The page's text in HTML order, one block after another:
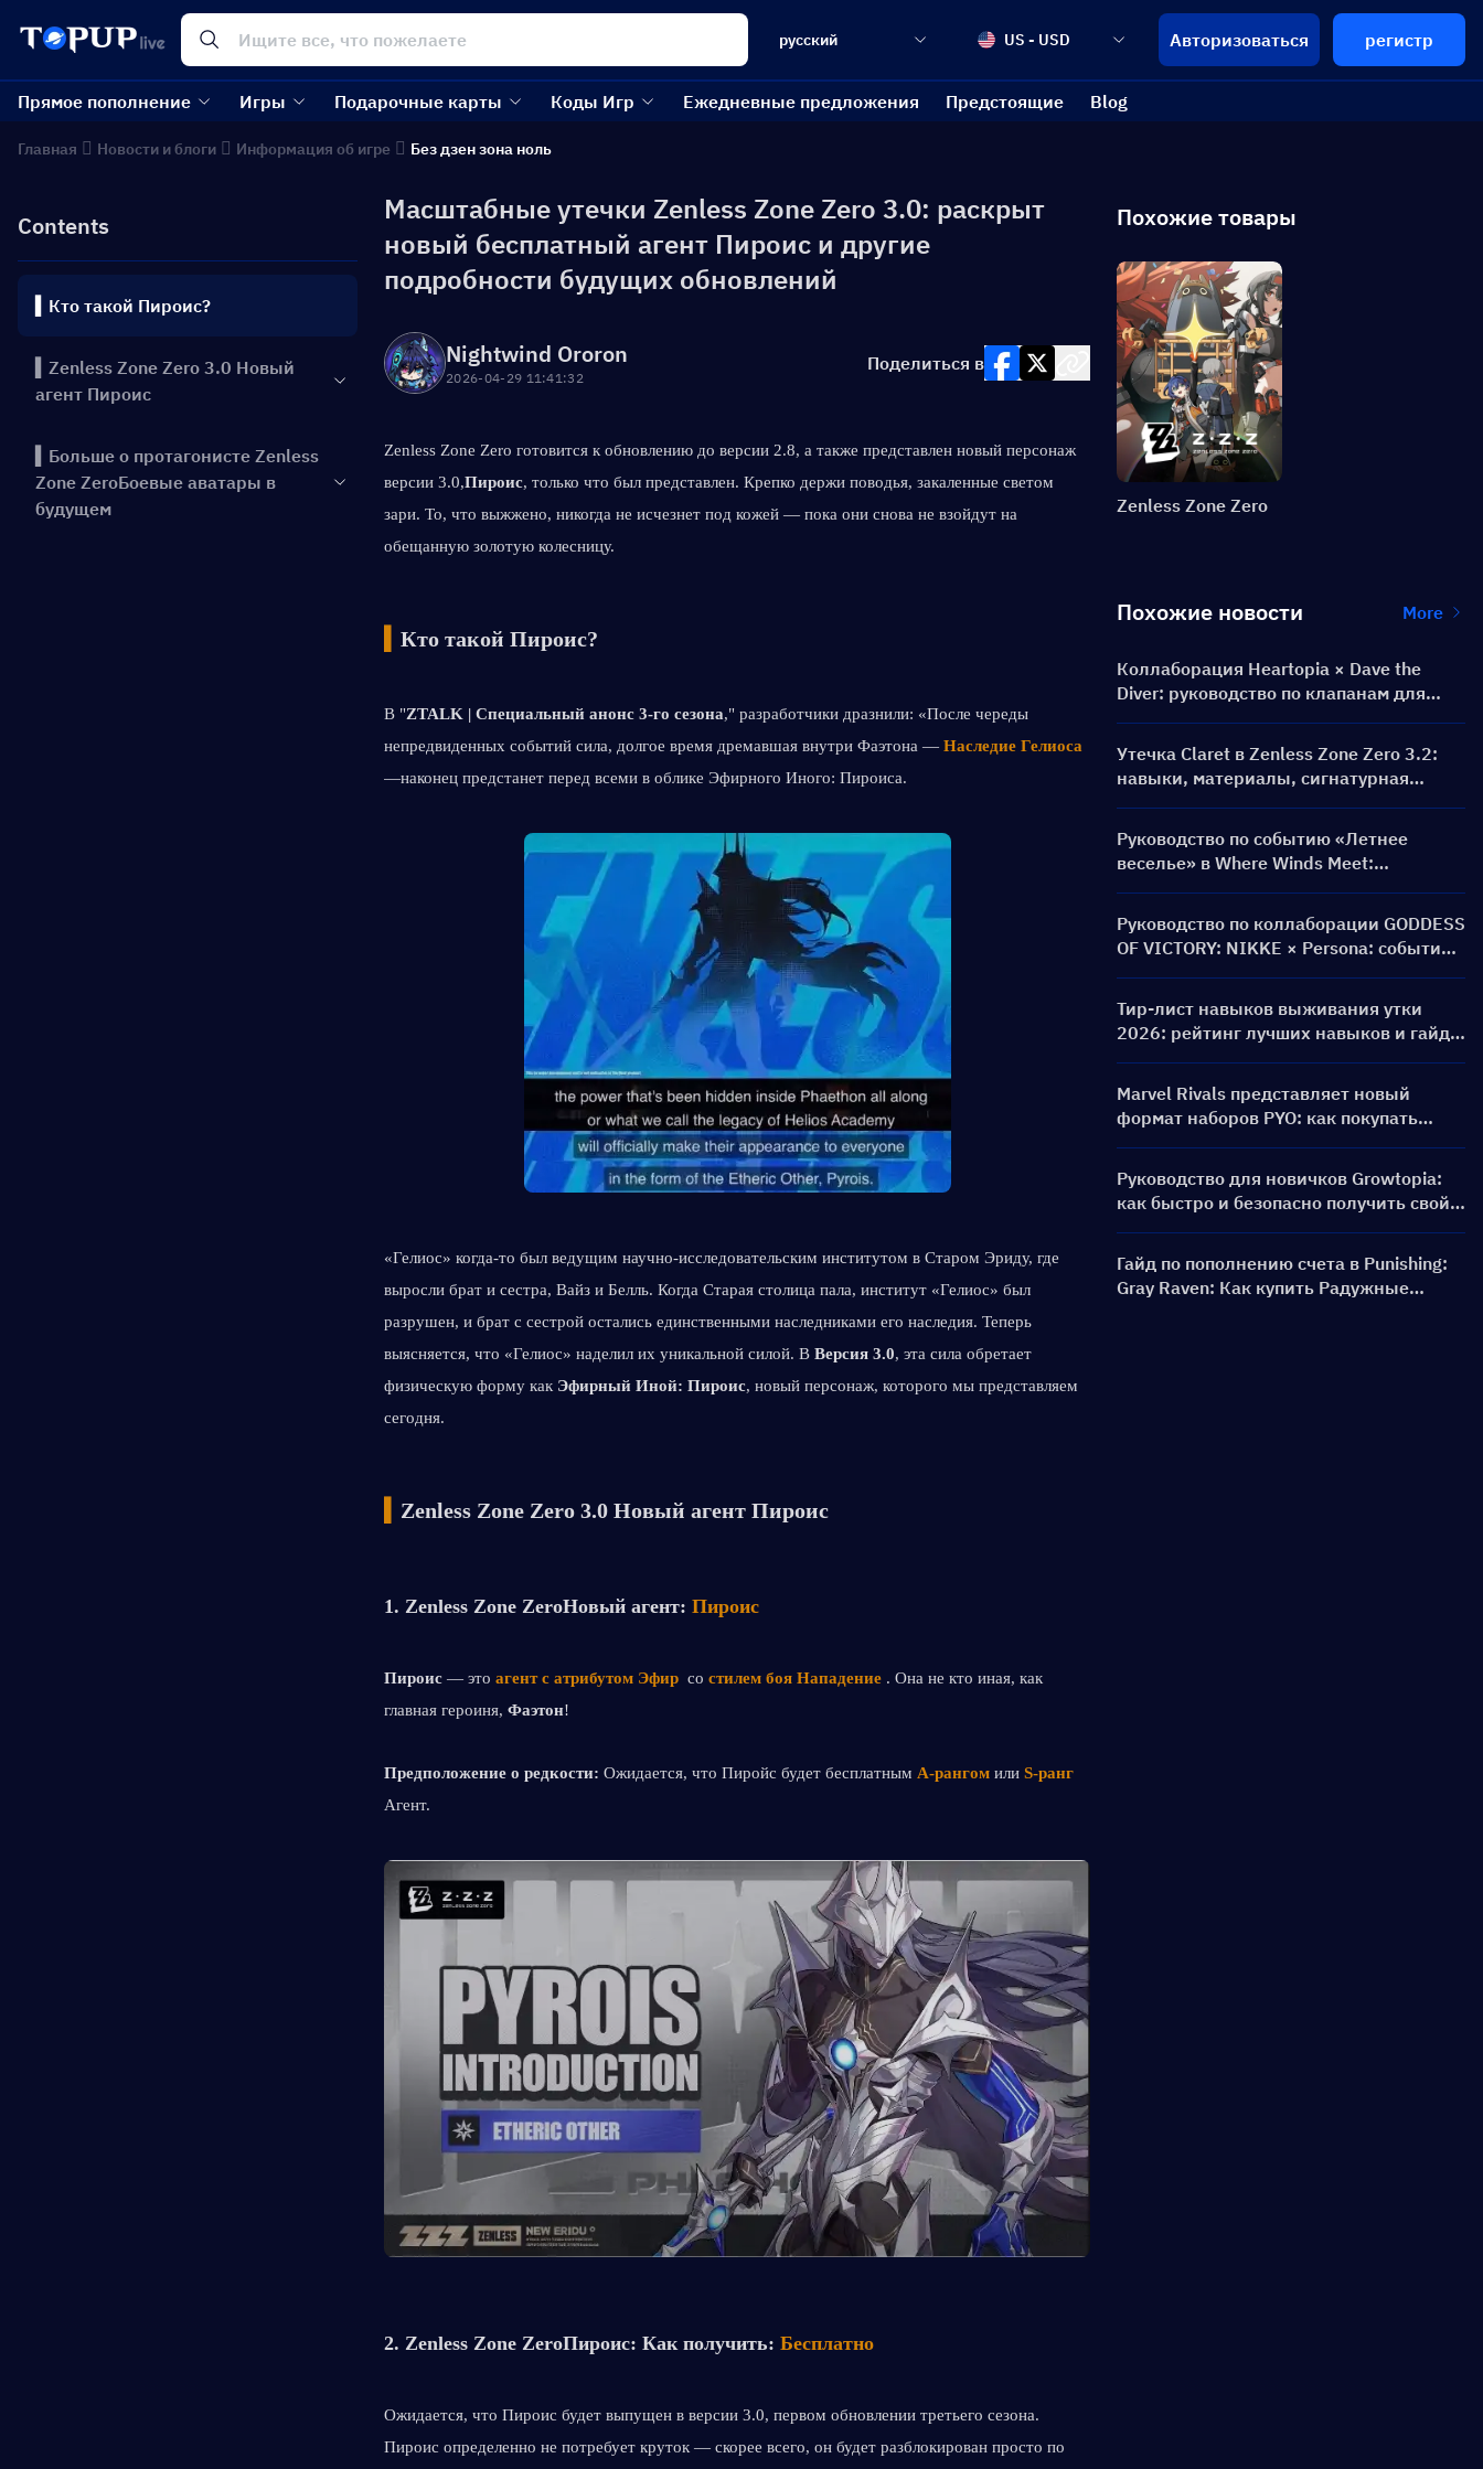
русский US - USD Авторизоваться регистр
Прямое пополнение Игры Подарочные карты Коды Игр Ежедневные предложения Предстоящие Blog
Главная Новости и блоги Информация об игре Без дзен зона ноль
Contents
▍Кто такой Пироис?
▍Zenless Zone Zero 3.0 Новый
агент Пироис
▍Больше о протагонисте Zenless
Zone ZeroБоевые аватары в
будущем
Масштабные утечки Zenless Zone Zero 3.0: раскрыт
новый бесплатный агент Пироис и другие
подробности будущих обновлений
Nightwind Ororon
2026-04-29 11:41:32
Поделиться в
Zenless Zone Zero готовится к обновлению до версии 2.8, а также представлен новый персонаж
версии 3.0,Пироис, только что был представлен. Крепко держи поводья, закаленные светом
зари. То, что выжжено, никогда не исчезнет под кожей — пока они снова не взойдут на
обещанную золотую колесницу.
Кто такой Пироис?
В "ZTALK | Специальный анонс 3-го сезона," разработчики дразнили: «После череды
непредвиденных событий сила, долгое время дремавшая внутри Фаэтона — Наследие Гелиоса
—наконец предстанет перед всеми в облике Эфирного Иного: Пироиса.
«Гелиос» когда-то был ведущим научно-исследовательским институтом в Старом Эриду, где
выросли брат и сестра, Вайз и Белль. Когда Старая столица пала, институт «Гелиос» был
разрушен, и брат с сестрой остались единственными наследниками его наследия. Теперь
выясняется, что «Гелиос» наделил их уникальной силой. В Версия 3.0, эта сила обретает
физическую форму как Эфирный Иной: Пироис, новый персонаж, которого мы представляем
сегодня.
Zenless Zone Zero 3.0 Новый агент Пироис
1. Zenless Zone ZeroНовый агент: Пироис
Пироис — это агент с атрибутом Эфир со стилем боя Нападение . Она не кто иная, как
главная героиня, Фаэтон!
Предположение о редкости: Ожидается, что Пиройс будет бесплатным A-рангом или S-ранг
Агент.
2. Zenless Zone ZeroПироис: Как получить: Бесплатно
Ожидается, что Пироис будет выпущен в версии 3.0, первом обновлении третьего сезона.
Пироис определенно не потребует круток — скорее всего, он будет разблокирован просто по
Похожие товары
Zenless Zone Zero
Похожие новости More
Коллаборация Heartopia × Dave the
Diver: руководство по клапанам для
дайвинга и наградам
Утечка Claret в Zenless Zone Zero 3.2:
навыки, материалы, сигнатурная
амплификатор и Ментальная картина
Руководство по событию «Летнее
веселье» в Where Winds Meet:
геймплей, задания и награды
Руководство по коллаборации GODDESS
OF VICTORY: NIKKE × Persona: событие
PERSONA ON FRONTLINE, персонажи,
Тир-лист навыков выживания утки
2026: рейтинг лучших навыков и гайд
по сборкам
Marvel Rivals представляет новый
формат наборов PYO: как покупать
выгоднее в обновлении магазина
Руководство для новичков Growtopia:
как быстро и безопасно получить свой
первый World Lock
Гайд по пополнению счета в Punishing:
Gray Raven: Как купить Радужные